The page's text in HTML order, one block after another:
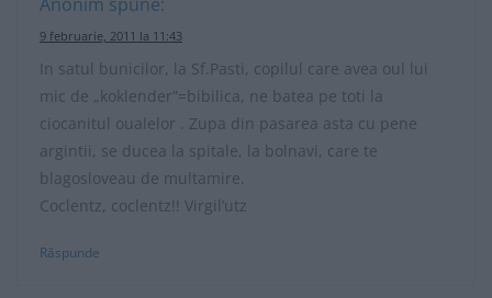
9 februarie, 2011 la 11:43
In satul bunicilor, la Sf.Pasti, copilul care avea oul lui
mic de „koklender”=bibilica, ne batea pe toti la
ciocanitul oualelor . Zupa din pasarea asta cu pene
argintii, se ducea la spitale, la bolnavi, care te
blagosloveau de multamire.
Coclentz, coclentz!! Virgil’utz
Răspunde